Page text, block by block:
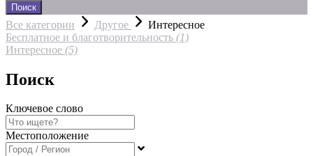
Поиск
Все категории Другое
Интересное
Бесплатное и благотворительность (1)
Интересное (5)
Поиск
Ключевое слово
Местоположение